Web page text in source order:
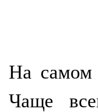
На самом
Чаще